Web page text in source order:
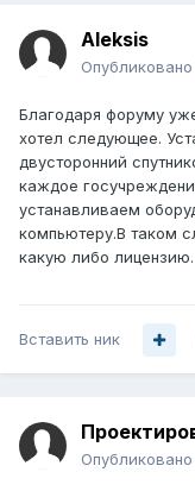
Aleksis
Опубликовано
Благодаря форуму
хотел следующее.
двусторонний
каждое
устанавливаем
компьютеру.В таком
какую либо лицензию.
Вставить ник
Опубликовано